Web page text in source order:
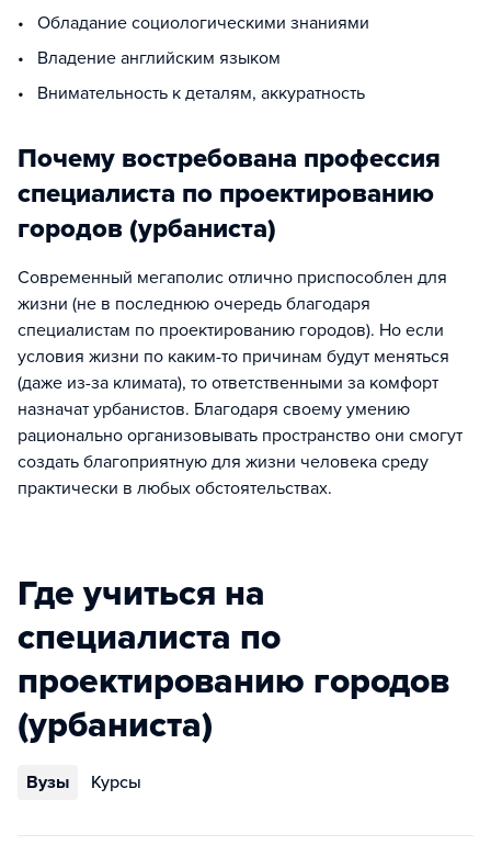
• Обладание социологическими знаниями
• Владение английским языком
• Внимательность к деталям, аккуратность
Почему востребована профессия
специалиста по проектированию
городов (урбаниста)
Современный мегаполис отлично приспособлен для
жизни (не в последнюю очередь благодаря
специалистам по проектированию городов). Но если
условия жизни по каким-то причинам будут меняться
(даже из-за климата), то ответственными за комфорт
назначат урбанистов. Благодаря своему умению
рационально организовывать пространство они смогут
создать благоприятную для жизни человека среду
практически в любых обстоятельствах.
Где учиться на
специалиста по
проектированию городов
(урбаниста)
Вузы Курсы